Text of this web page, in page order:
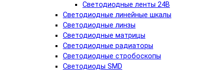
Светодиодные ленты 24В
Светодиодные линейные шкалы
Светодиодные линзы
Светодиодные матрицы
Светодиодные радиаторы
Светодиодные стробоскопы
Светодиоды SMD